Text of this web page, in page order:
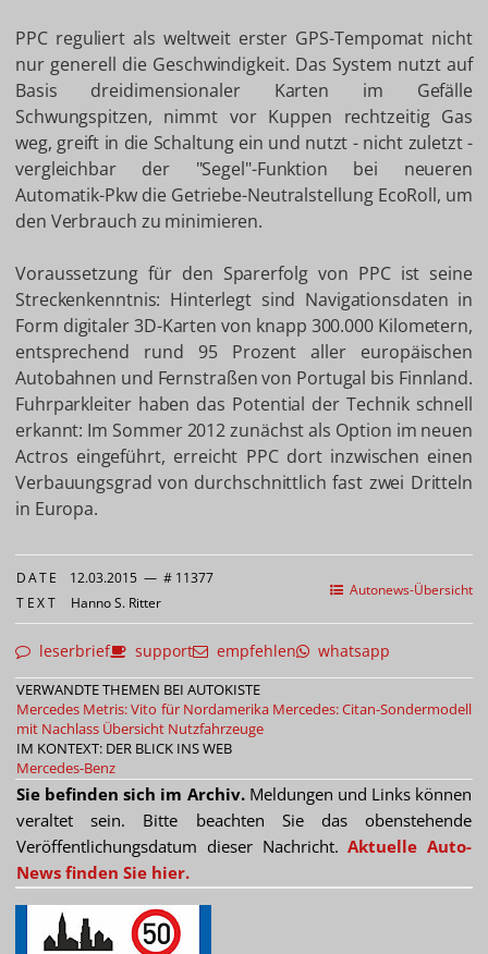
PPC reguliert als weltweit erster GPS-Tempomat nicht
nur generell die Geschwindigkeit. Das System nutzt auf
Basis dreidimensionaler Karten im Gefälle
Schwungspitzen, nimmt vor Kuppen rechtzeitig Gas
weg, greift in die Schaltung ein und nutzt - nicht zuletzt -
vergleichbar der "Segel"-Funktion bei neueren
Automatik-Pkw die Getriebe-Neutralstellung EcoRoll, um
den Verbrauch zu minimieren.
Voraussetzung für den Sparerfolg von PPC ist seine
Streckenkenntnis: Hinterlegt sind Navigationsdaten in
Form digitaler 3D-Karten von knapp 300.000 Kilometern,
entsprechend rund 95 Prozent aller europäischen
Autobahnen und Fernstraßen von Portugal bis Finnland.
Fuhrparkleiter haben das Potential der Technik schnell
erkannt: Im Sommer 2012 zunächst als Option im neuen
Actros eingeführt, erreicht PPC dort inzwischen einen
Verbauungsgrad von durchschnittlich fast zwei Dritteln
in Europa.
Autonews-Übersicht
DATE 12.03.2015 — # 11377
TEXT Hanno S. Ritter
leserbrief support empfehlen whatsapp
VERWANDTE THEMEN BEI AUTOKISTE
Mercedes Metris: Vito für Nordamerika Mercedes: Citan-Sondermodell
mit Nachlass Übersicht Nutzfahrzeuge
IM KONTEXT: DER BLICK INS WEB
Mercedes-Benz
Sie befinden sich im Archiv.Meldungen und Links können
veraltet sein. Bitte beachten Sie das obenstehende
Veröffentlichungsdatum dieser Nachricht.Aktuelle Auto-
News finden Sie hier.